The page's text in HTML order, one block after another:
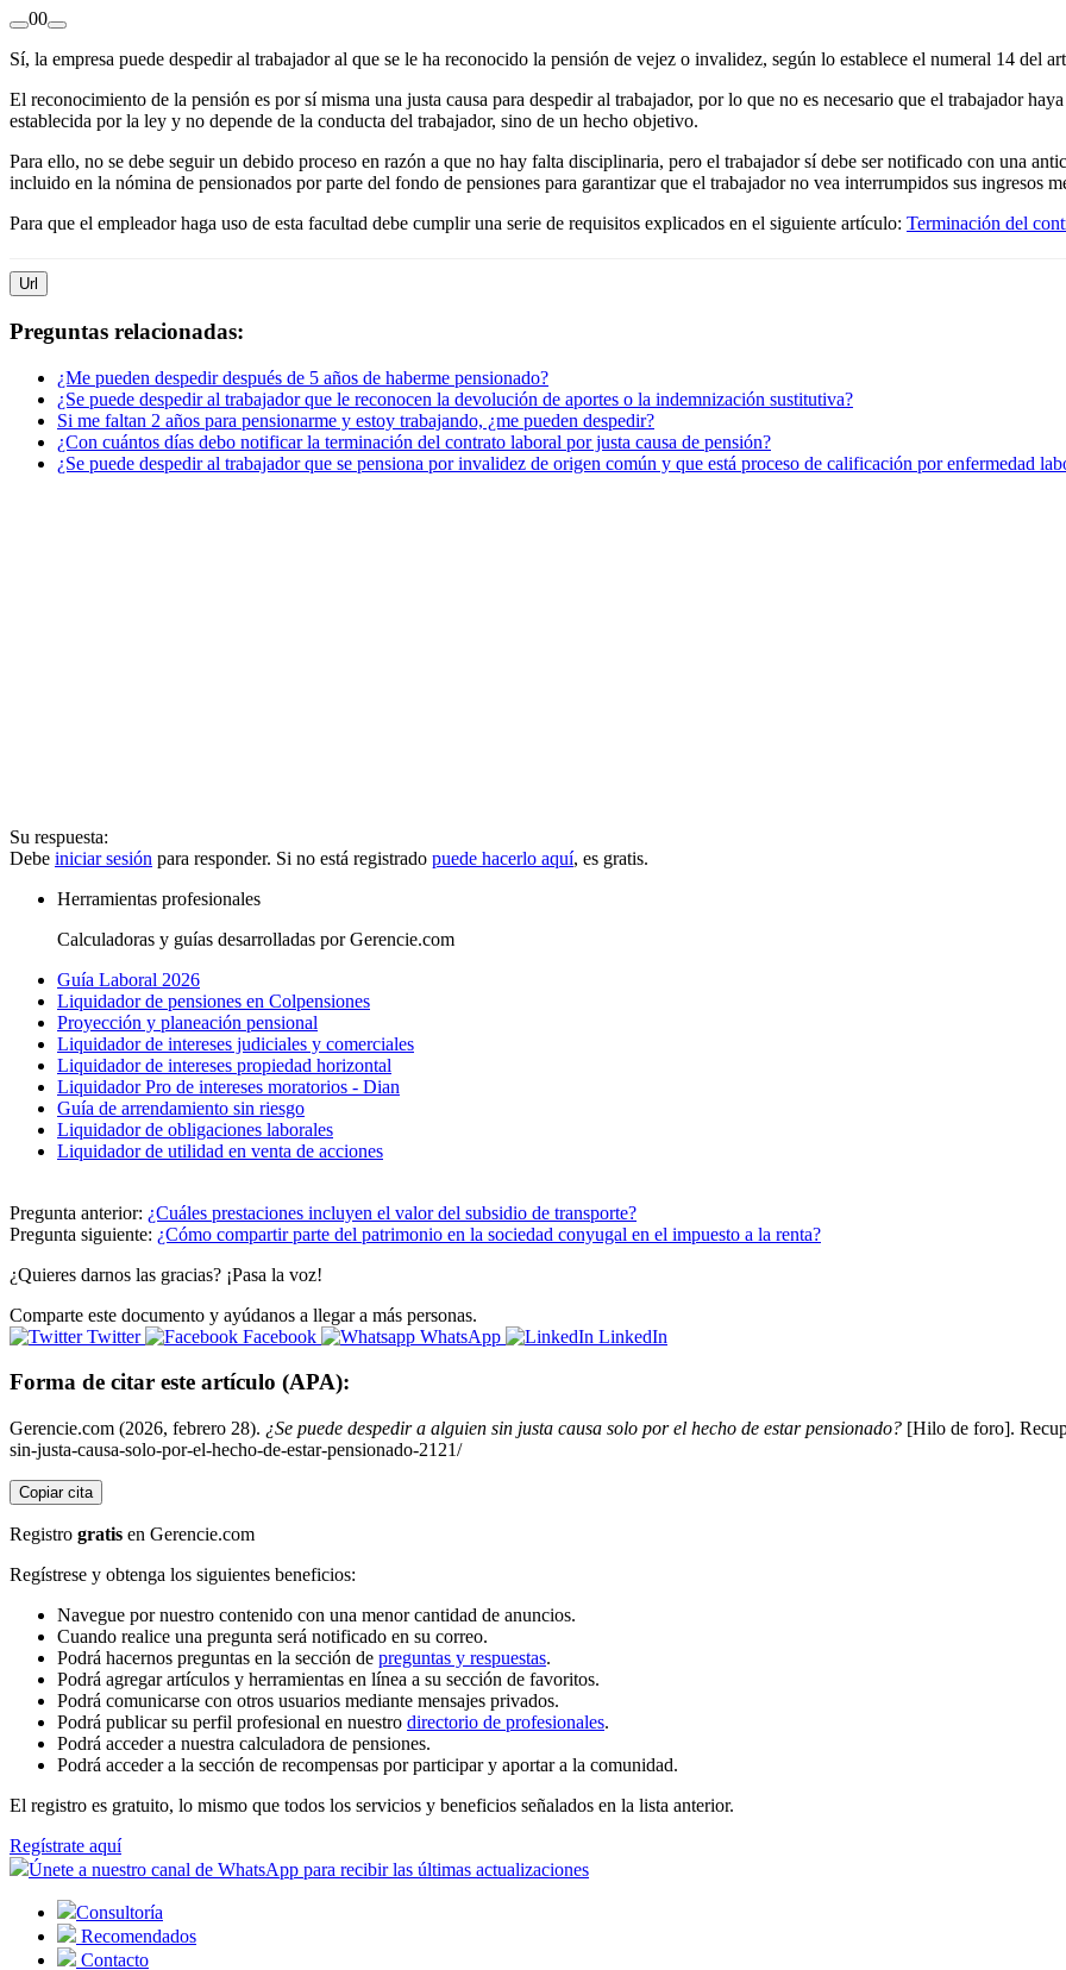
00
Sí, la empresa puede despedir al trabajador al que se le ha reconocido la pensión de vejez o invalidez, según lo establece el numeral 14 del
El reconocimiento de la pensión es por sí misma una justa causa para despedir al trabajador, por lo que no es necesario que el trabajador
establecida por la ley y no depende de la conducta del trabajador, sino de un hecho objetivo.
Para ello, no se debe seguir un debido proceso en razón a que no hay falta disciplinaria, pero el trabajador sí debe ser notificado con una
incluido en la nómina de pensionados por parte del fondo de pensiones para garantizar que el trabajador no vea interrumpidos sus ingresos
Para que el empleador haga uso de esta facultad debe cumplir una serie de requisitos explicados en el siguiente artículo: Terminación del
Url
Preguntas relacionadas:
¿Me pueden despedir después de 5 años de haberme pensionado?
¿Se puede despedir al trabajador que le reconocen la devolución de aportes o la indemnización sustitutiva?
Si me faltan 2 años para pensionarme y estoy trabajando, ¿me pueden despedir?
¿Con cuántos días debo notificar la terminación del contrato laboral por justa causa de pensión?
¿Se puede despedir al trabajador que se pensiona por invalidez de origen común y que está proceso de calificación por enfermedad
Su respuesta:
Debe iniciar sesión para responder. Si no está registrado puede hacerlo aquí, es gratis.
Herramientas profesionales
Calculadoras y guías desarrolladas por Gerencie.com
Guía Laboral 2026
Liquidador de pensiones en Colpensiones
Proyección y planeación pensional
Liquidador de intereses judiciales y comerciales
Liquidador de intereses propiedad horizontal
Liquidador Pro de intereses moratorios - Dian
Guía de arrendamiento sin riesgo
Liquidador de obligaciones laborales
Liquidador de utilidad en venta de acciones
Pregunta anterior: ¿Cuáles prestaciones incluyen el valor del subsidio de transporte?
Pregunta siguiente: ¿Cómo compartir parte del patrimonio en la sociedad conyugal en el impuesto a la renta?
¿Quieres darnos las gracias? ¡Pasa la voz!
Comparte este documento y ayúdanos a llegar a más personas.
Twitter
Facebook WhatsApp LinkedIn
Forma de citar este artículo (APA):
Gerencie.com (2026, febrero 28). ¿Se puede despedir a alguien sin justa causa solo por el hecho de estar pensionado? [Hilo de foro].
sin-justa-causa-solo-por-el-hecho-de-estar-pensionado-2121/
Copiar cita
Registro gratis en Gerencie.com
Regístrese y obtenga los siguientes beneficios:
Navegue por nuestro contenido con una menor cantidad de anuncios.
Cuando realice una pregunta será notificado en su correo.
Podrá hacernos preguntas en la sección de preguntas y respuestas.
Podrá agregar artículos y herramientas en línea a su sección de favoritos.
Podrá comunicarse con otros usuarios mediante mensajes privados.
Podrá publicar su perfil profesional en nuestro directorio de profesionales.
Podrá acceder a nuestra calculadora de pensiones.
Podrá acceder a la sección de recompensas por participar y aportar a la comunidad.
El registro es gratuito, lo mismo que todos los servicios y beneficios señalados en la lista anterior.
Regístrate aquí
Únete a nuestro canal de WhatsApp para recibir las últimas actualizaciones
Consultoría
Recomendados
Contacto